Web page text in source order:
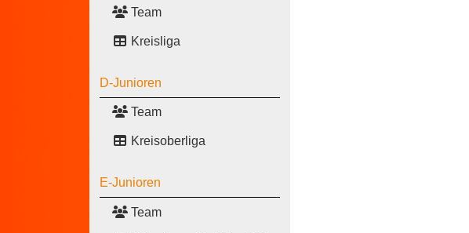
Team
Kreisliga
D-Junioren
Team
Kreisoberliga
E-Junioren
Team